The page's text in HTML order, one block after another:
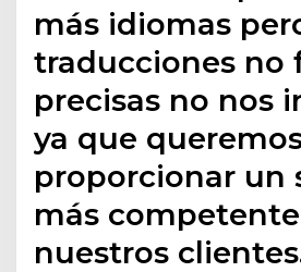
más idiomas
traducciones no
precisas no nos
ya que
proporcionar un
más
nuestros